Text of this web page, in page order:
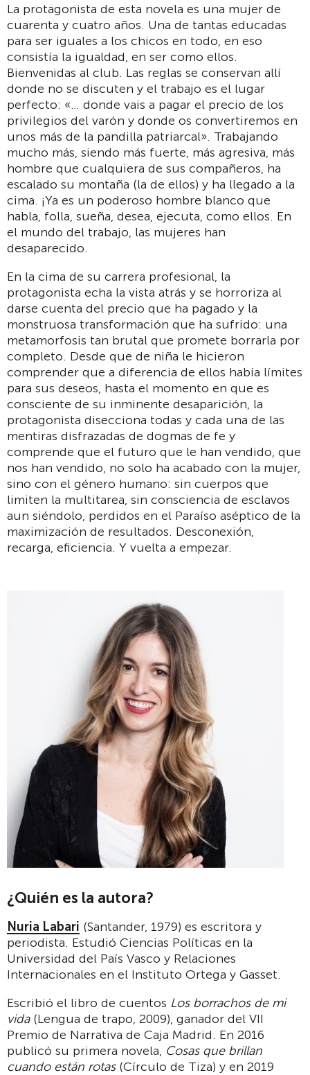
La protagonista de esta novela es una mujer de
cuarenta y cuatro años. Una de tantas educadas
para ser iguales a los chicos en todo, en eso
consistía la igualdad, en ser como ellos.
Bienvenidas al club. Las reglas se conservan allí
donde no se discuten y el trabajo es el lugar
perfecto: «… donde vais a pagar el precio de los
privilegios del varón y donde os convertiremos en
unos más de la pandilla patriarcal». Trabajando
mucho más, siendo más fuerte, más agresiva, más
hombre que cualquiera de sus compañeros, ha
escalado su montaña (la de ellos) y ha llegado a la
cima. ¡Ya es un poderoso hombre blanco que
habla, folla, sueña, desea, ejecuta, como ellos. En
el mundo del trabajo, las mujeres han
desaparecido.
En la cima de su carrera profesional, la
protagonista echa la vista atrás y se horroriza al
darse cuenta del precio que ha pagado y la
monstruosa transformación que ha sufrido: una
metamorfosis tan brutal que promete borrarla por
completo. Desde que de niña le hicieron
comprender que a diferencia de ellos había límites
para sus deseos, hasta el momento en que es
consciente de su inminente desaparición, la
protagonista disecciona todas y cada una de las
mentiras disfrazadas de dogmas de fe y
comprende que el futuro que le han vendido, que
nos han vendido, no solo ha acabado con la mujer,
sino con el género humano: sin cuerpos que
limiten la multitarea, sin consciencia de esclavos
aun siéndolo, perdidos en el Paraíso aséptico de la
maximización de resultados. Desconexión,
recarga, eficiencia. Y vuelta a empezar.
¿Quién es la autora?
Nuria Labari (Santander, 1979) es escritora y
periodista. Estudió Ciencias Políticas en la
Universidad del País Vasco y Relaciones
Internacionales en el Instituto Ortega y Gasset.
Escribió el libro de cuentos Los borrachos de mi
vida(Lengua de trapo, 2009), ganador del VII
Premio de Narrativa de Caja Madrid. En 2016
publicó su primera novela, Cosas que brillan
cuando están rotas (Círculo de Tiza) y en 2019